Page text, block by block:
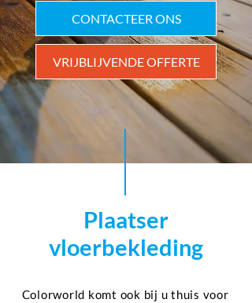
CONTACTEER ONS
VRIJBLIJVENDE OFFERTE
Plaatser
vloerbekleding
Colorworld komt ook bij u thuis voor